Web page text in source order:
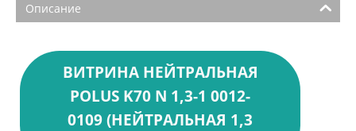
Описание
ВИТРИНА НЕЙТРАЛЬНАЯ
POLUS K70 N 1,3-1 0012-
0109 (НЕЙТРАЛЬНАЯ 1,3